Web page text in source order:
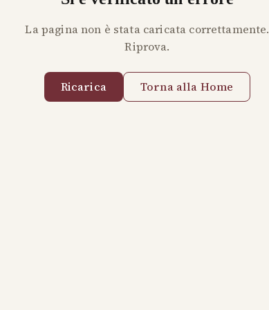
La pagina non è stata caricata correttamente.
Riprova.
Ricarica Torna alla Home